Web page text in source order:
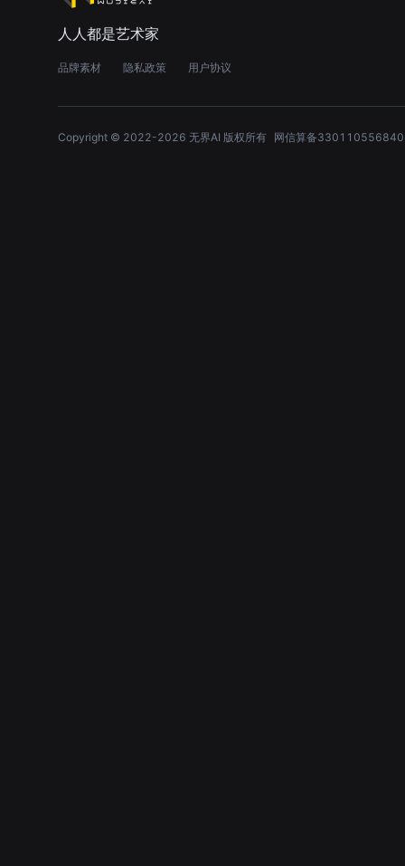
人人都是艺术家
品牌素材 隐私政策 用户协议
Copyright © 2022-2026 无界AI 版权所有 网信算备